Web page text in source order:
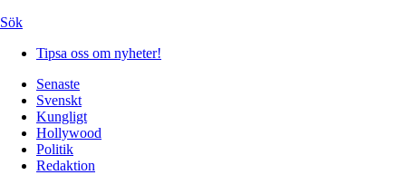
Sök
Tipsa oss om nyheter!
Senaste
Svenskt
Kungligt
Hollywood
Politik
Redaktion